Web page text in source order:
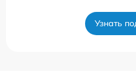
Узнать